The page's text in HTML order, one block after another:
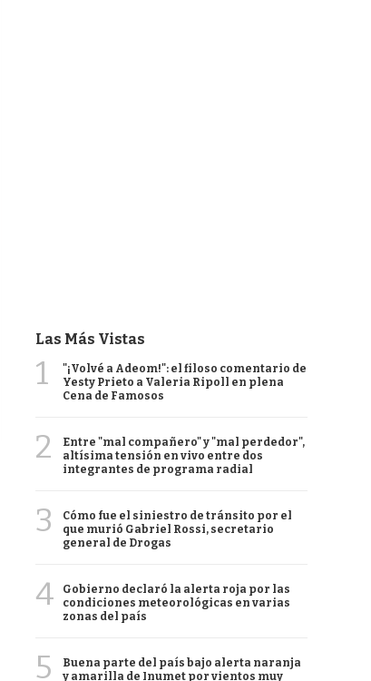
Las Más Vistas
1
"¡Volvé a Adeom!": el filoso comentario de
Yesty Prieto a Valeria Ripoll en plena
Cena de Famosos
2
Entre "mal compañero" y "mal perdedor",
altísima tensión en vivo entre dos
integrantes de programa radial
3
Cómo fue el siniestro de tránsito por el
que murió Gabriel Rossi, secretario
general de Drogas
4
Gobierno declaró la alerta roja por las
condiciones meteorológicas en varias
zonas del país
5
Buena parte del país bajo alerta naranja
y amarilla de Inumet por vientos muy